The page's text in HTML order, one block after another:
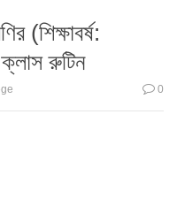
(শিক্ষাবর্ষ:
রুটিন
0